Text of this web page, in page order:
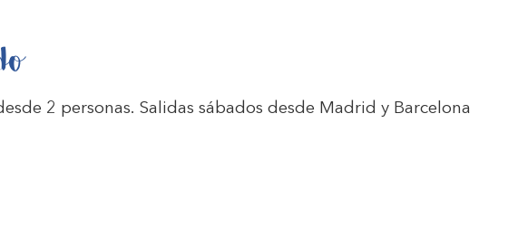
2 personas. Salidas sábados desde Madrid y Barcelona